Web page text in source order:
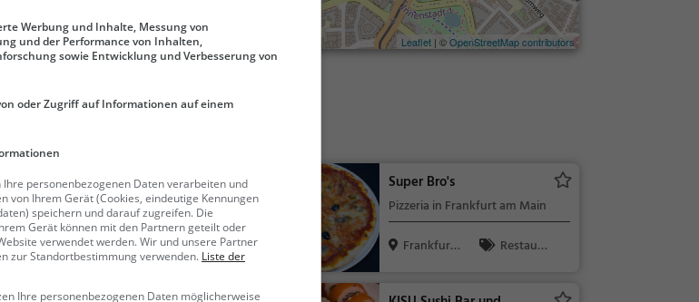
Leaflet | ©OpenStreetMap contributors
in der Nähe von
Pizzeria Dolomiti
Pizzeria in Frankfurt am Main
Frankfurt
am Main
Restaura
nt, Pizza, Abe
ndessen, Itali
Super Bro's
Pizzeria in Frankfurt am Main
Frankfurt
Restaura
Werbung und Inhalte, Messung von
und der Performance von Inhalten,
sowie Entwicklung und Verbesserung von
oder Zugriff auf Informationen auf einem
personenbezogenen Daten verarbeiten und
von Ihrem Gerät (Cookies, eindeutige Kennungen
speichern und darauf zugreifen. Die
Gerät können mit den Partnern geteilt oder
verwendet werden. Wir und unsere Partner
zur Standortbestimmung verwenden. Liste der
Ihre personenbezogenen Daten möglicherweise